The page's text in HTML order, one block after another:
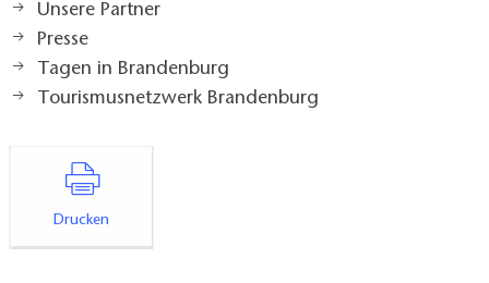
Unsere Partner
Presse
Tagen in Brandenburg
Tourismusnetzwerk Brandenburg
Drucken